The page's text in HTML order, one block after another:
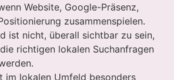
Website, Google-Präsenz,
zusammenspielen.
ist nicht, überall sichtbar zu sein,
richtigen lokalen Suchanfragen
im lokalen Umfeld besonders